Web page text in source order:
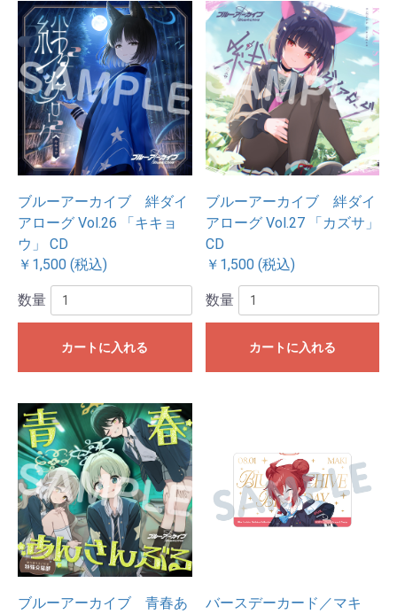
ブルーアーカイブ 絆ダイ
アローグ Vol.26 「キキョ
ウ」 CD
￥1,500 (税込)
数量
カートに入れる
ブルーアーカイブ 絆ダイ
アローグ Vol.27 「カズサ」
CD
￥1,500 (税込)
数量
カートに入れる
ブルーアーカイブ 青春あ
バースデーカード／マキ